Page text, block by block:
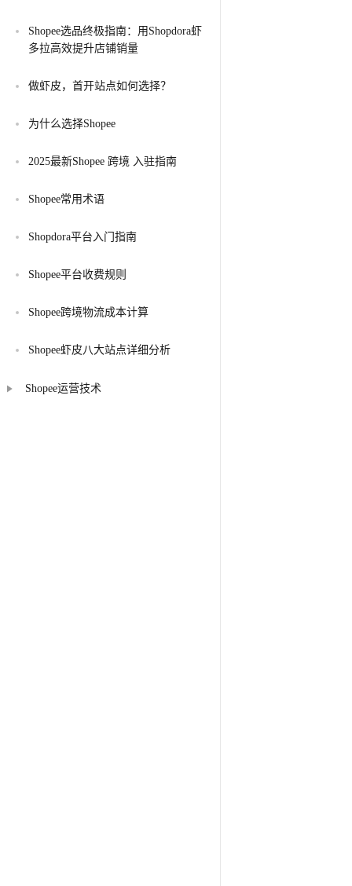
Shopee选品终极指南：用Shopdora虾
多拉高效提升店铺销量
做虾皮，首开站点如何选择？
为什么选择Shopee
2025最新Shopee 跨境 入驻指南
Shopee常用术语
Shopdora平台入门指南
Shopee平台收费规则
Shopee跨境物流成本计算
Shopee虾皮八大站点详细分析
Shopee运营技术